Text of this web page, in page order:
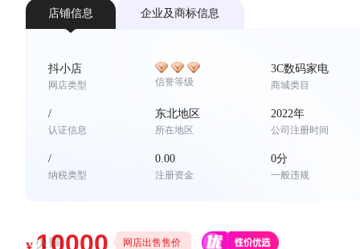
网店名称
店铺信息 企业及商标信息
抖小店
网店类型 信誉等级
3C数码家电
商城类目
/
认证信息
东北地区
所在地区
2022年
公司注册时间
/
纳税类型
0.00
注册资金
0分
一般违规
网店出售售价